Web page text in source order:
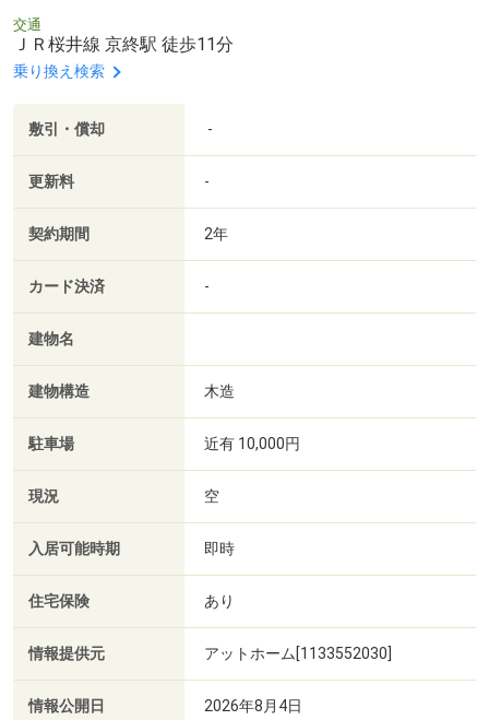
交通
ＪＲ桜井線 京終駅 徒歩11分
乗り換え検索
敷引・償却 -
更新料 -
契約期間 2年
カード決済 -
建物名
建物構造 木造
駐車場 近有 10,000円
現況 空
入居可能時期 即時
住宅保険 あり
情報提供元 アットホーム[1133552030]
情報公開日 2026年8月4日